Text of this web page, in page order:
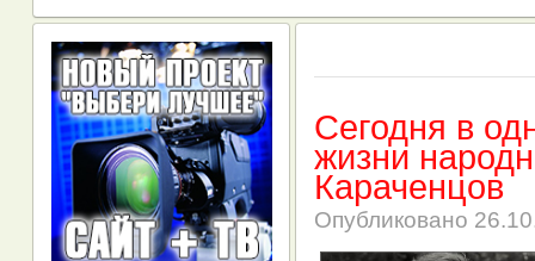
Сегодня в
жизни
Караченцов
Опубликовано